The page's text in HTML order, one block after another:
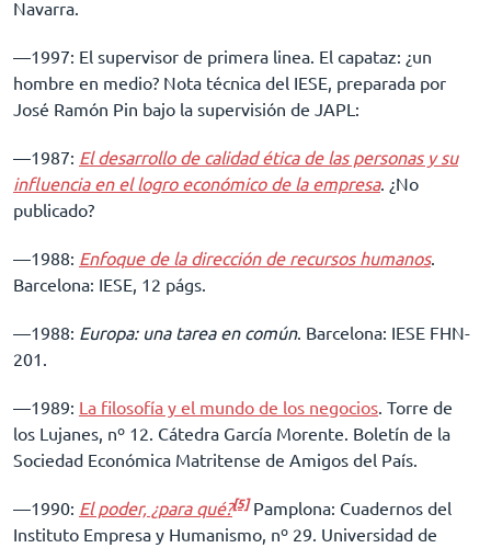
Navarra.
––1997: El supervisor de primera linea. El capataz: ¿un
hombre en medio? Nota técnica del IESE, preparada por
José Ramón Pin bajo la supervisión de JAPL:
––1987: El desarrollo de calidad ética de las personas y su
influencia en el logro económico de la empresa. ¿No
publicado?
––1988: Enfoque de la dirección de recursos humanos.
Barcelona: IESE, 12 págs.
––1988: Europa: una tarea en común. Barcelona: IESE FHN-
201.
––1989: La filosofía y el mundo de los negocios. Torre de
los Lujanes, nº 12. Cátedra García Morente. Boletín de la
Sociedad Económica Matritense de Amigos del País.
––1990: El poder, ¿para qué?[5]Pamplona: Cuadernos del
Instituto Empresa y Humanismo, nº 29. Universidad de